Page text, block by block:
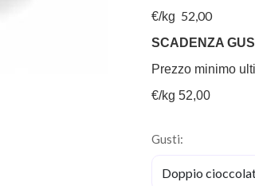
€/kg 52,00
SCADENZA
Prezzo minimo
€/kg 52,00
Gusti: